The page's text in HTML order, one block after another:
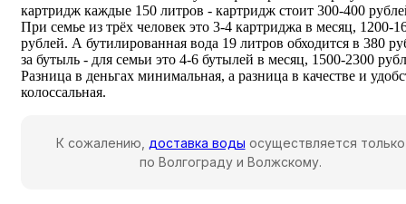
картридж каждые 150 литров - картридж стоит 300-400
При семье из трёх человек это 3-4 картриджа в месяц, 1200-
рублей. А бутилированная вода 19 литров обходится в 380
за бутыль - для семьи это 4-6 бутылей в месяц, 1500-2300
Разница в деньгах минимальная, а разница в качестве и
колоссальная.
К сожалению, доставка воды осуществляется только
по Волгограду и Волжскому.